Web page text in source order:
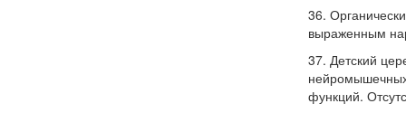
36.
выраженным
37. Детский
функций.